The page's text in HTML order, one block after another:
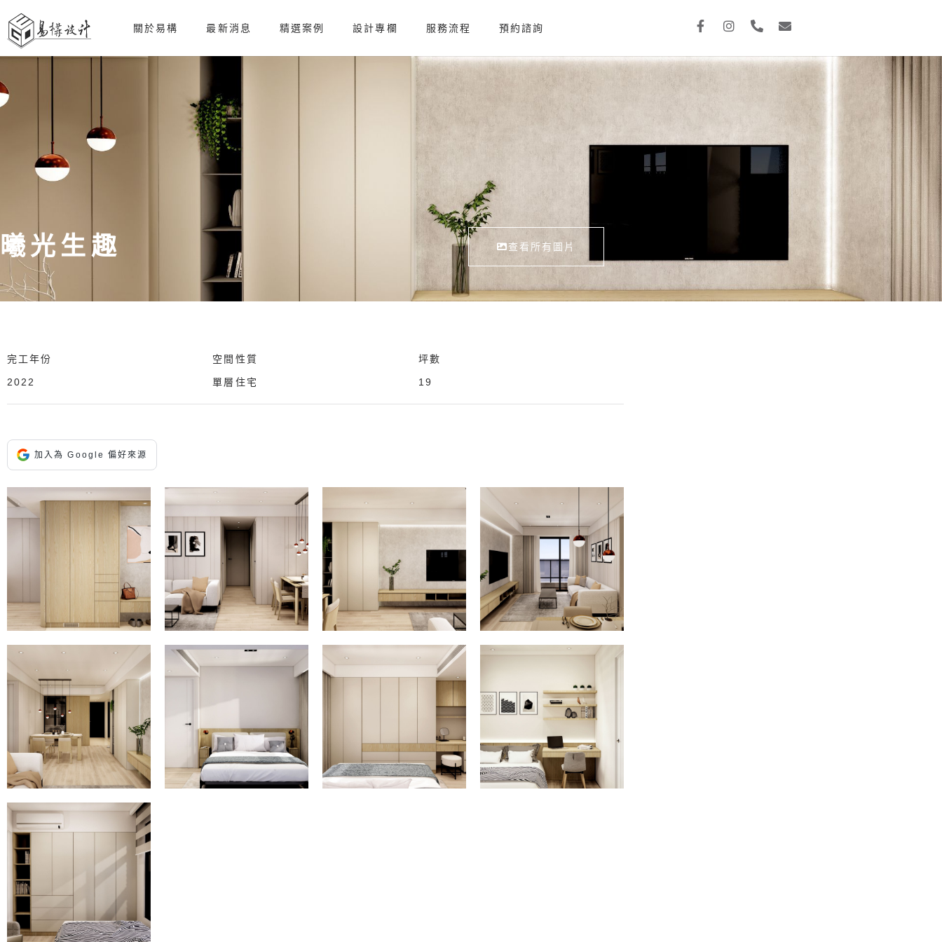
關於易構 最新消息 精選案例 設計專欄 服務流程 預約諮詢
曦光生趣 查看所有圖片
完工年份
2022
空間性質
單層住宅
坪數
19
加入為 Google 偏好來源